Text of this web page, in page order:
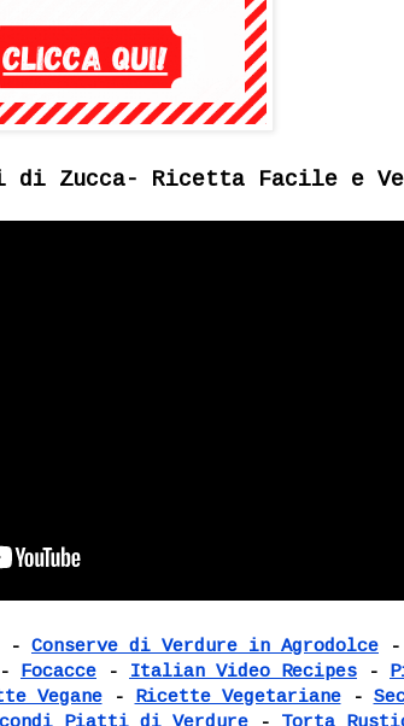
di Zucca- Ricetta Facile e
- Conserve di Verdure in Agrodolce -
- Focacce - Italian Video Recipes -
Vegane- Ricette Vegetariane-